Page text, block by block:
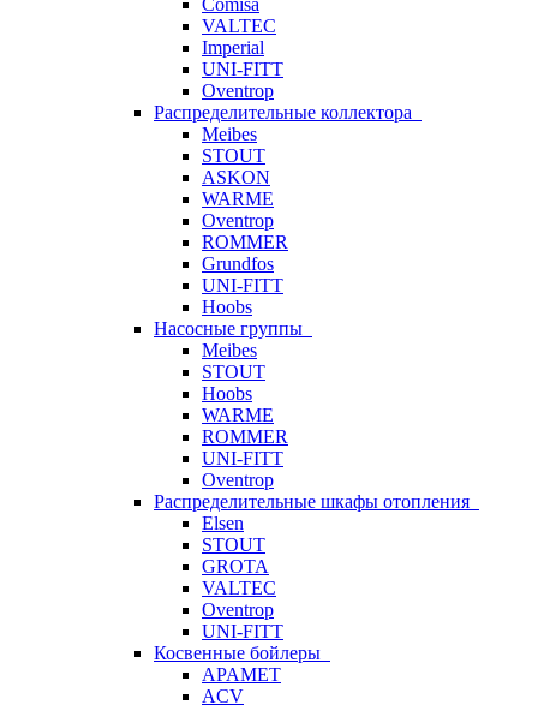
Comisa
VALTEC
Imperial
UNI-FITT
Oventrop
Распределительные коллектора
Meibes
STOUT
ASKON
WARME
Oventrop
ROMMER
Grundfos
UNI-FITT
Hoobs
Насосные группы
Meibes
STOUT
Hoobs
WARME
ROMMER
UNI-FITT
Oventrop
Распределительные шкафы отопления
Elsen
STOUT
GROTA
VALTEC
Oventrop
UNI-FITT
Косвенные бойлеры
APAMET
ACV